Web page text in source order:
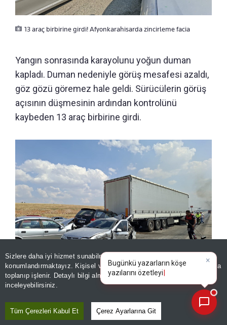
Sizlere daha iyi hizmet sunabilmek adına sitemizde
konumlandırmaktayız. Kişisel verileriniz, KVKK ve GDPR kapsamında
toplanıp işlenir. Detaylı bilgi almak içinAydınlatma Metnimizi
inceleyebilirsiniz.
Tüm Çerezleri Kabul Et Çerez Ayarlarına Git
13 araç birbirine girdi! Afyonkarahisarda zincirleme facia
Yangın sonrasında karayolunu yoğun duman
kapladı. Duman nedeniyle görüş mesafesi azaldı,
göz gözü göremez hale geldi. Sürücülerin görüş
açısının düşmesinin ardından kontrolünü
kaybeden 13 araç birbirine girdi.
13 araç birbirine girdi! Afyonkarahisarda zincirleme facia
×
Bugünkü yazarların köşe
yazılarını özetleyin!